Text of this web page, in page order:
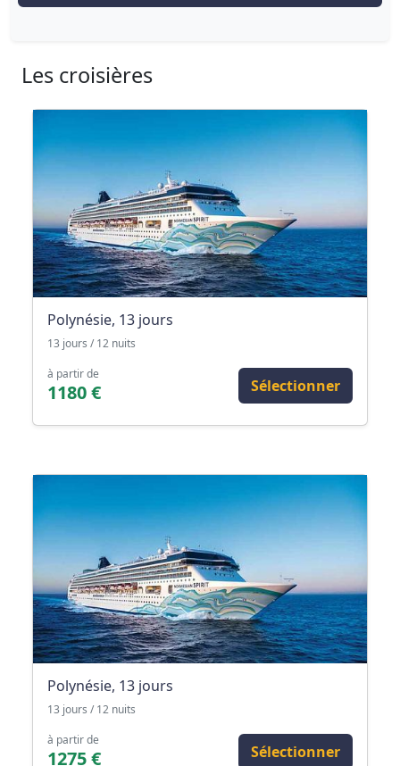
Les croisières
Polynésie, 13 jours
13 jours / 12 nuits
à partir de
1180 € Sélectionner
Polynésie, 13 jours
13 jours / 12 nuits
à partir de
1275 € Sélectionner